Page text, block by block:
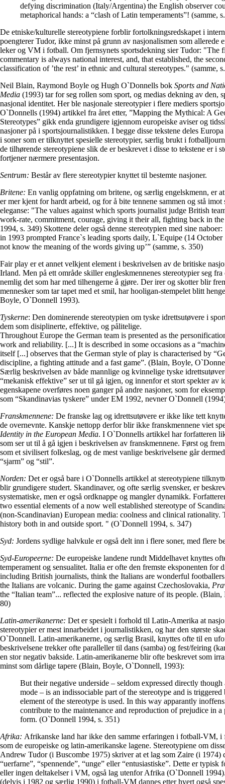
defying discrimination (Italy/Argentina) the English observer
metaphorical hands: a “clash of Latin temperaments”! (samme,
De etniske/kulturelle stereotypiene forblir fortolkningsredskapet i
poengterer Tudor, ikke minst på grunn av nasjonalismen som allerede
leker og VM i fotball. Om fjernsynets sportsdekning sier Tudor: "The
commentary is always national interest, and, that established, the
classification of ’the rest’ in ethnic and cultural stereotypes." (samme,
Neil Blain, Raymond Boyle og Hugh O`Donnells bok Sports and
Media (1993) tar for seg rollen som sport, og medias dekning av den,
nasjonal identitet. Her ble nasjonale stereotypier i flere mediers
O`Donnells (1994) artikkel fra året etter, ”Mapping the Mythical: A
Stereotypes” gikk enda grundigere igjennom europeiske aviser og
nasjoner på i sportsjournalistikken. I begge disse tekstene deles
i soner som er tilknyttet spesielle stereotypier, særlig brukt i
de tilhørende stereotypiene slik de er beskrevet i disse to tekstene er i
fortjener nærmere presentasjon.
Sentrum: Består av flere stereotypier knyttet til bestemte nasjoner.
Britene: En vanlig oppfatning om britene, og særlig engelskmenn, er
er mer kjent for hardt arbeid, og for å bite tennene sammen og stå
eleganse: "The values against which sports journalist judge British
work-rate, commitment, courage, giving it their all, fighting back in
1994, s. 349) Skottene deler også denne stereotypien med sine
in 1993 prompted France`s leading sports daily, L`Equipe (14 October
not know the meaning of the words giving up’” (samme, s. 350)
Fair play er et annet velkjent element i beskrivelsen av de britiske
Irland. Men på ett område skiller engleskmennenes stereotypier seg
nemlig det som har med tilhengerne å gjøre. Der irer og skotter blir
mennesker som tar tapet med et smil, har hooligan-stempelet blitt
Boyle, O`Donnell 1993).
Tyskerne: Den dominerende stereotypien om tyske idrettsutøvere i
dem som disiplinerte, effektive, og pålitelige.
Throughout Europe the German team is presented as the
work and reliability. [...] It is described in some occasions as a
itself [...] observes that the German style of play is characterised by
discipline, a fighting attitude and a fast game”. (Blain, Boyle,
Særlig beskrivelsen av både mannlige og kvinnelige tyske
“mekanisk effektive” ser ut til gå igjen, og innenfor et stort spekter av
egenskapene overføres noen ganger på andre nasjoner, som for
som “Skandinavias tyskere” under EM 1992, nevner O`Donnell
Franskmennene: De franske lag og idrettsutøvere er ikke like tett
de overnevnte. Kanskje nettopp derfor blir ikke franskmennene viet
Identity in the European Media. I O`Donnells artikkel har forfatteren
som ser ut til å gå igjen i beskrivelsen av franskmennene. Først og
som et sivilisert folkeslag, og de mest vanlige beskrivelsene går
“sjarm” og “stil”.
Norden: Det er også bare i O`Donnells artikkel at stereotypiene
blir grundigere studert. Skandinaver, og ofte særlig svensker, er
systematiske, men er også ordknappe og mangler dynamikk.
two essential elements of a now well established stereotype of
(non-Scandinavian) European media: coolness and clinical rationality.
history both in and outside sport. " (O`Donnell 1994, s. 347)
Syd: Jordens sydlige halvkule er også delt inn i flere soner, med flere
Syd-Europeerne: De europeiske landene rundt Middelhavet knyttes
temperament og sensualitet. Italia er ofte den fremste eksponenten for
including British journalists, think the Italians are wonderful
the Italians are volcanic. During the game against Czechoslovakia,
the “Italian team”... reflected the explosive nature of its people.
80)
Latin-amerikanerne: Det er spesielt i forhold til Latin-Amerika at
stereotypier er mest innarbeidet i journalistikken, og har den største
O`Donnell. Latin-amerikanerne, og særlig Brasil, knyttes ofte til en
beskrivelsene trekker ofte paralleller til dans (samba) og fest/feiring
en stor negativ bakside. Latin-amerikanerne blir ofte beskrevet som
minst som dårlige tapere (Blain, Boyle, O`Donnell, 1993):
But their negative underside – seldom expressed directly
mode – is an indissociable part of the stereotype and is
element of the stereotype is used. In this way apparantly
contribute to the maintenance and reproduction of prejudice in
form. (O`Donnell 1994, s. 351)
Afrika: Afrikanske land har ikke den samme erfaringen i fotball-VM, i
som de europeiske og latin-amerikanske lagene. Stereotypiene om
Andrew Tudor (i Buscombe 1975) skriver at et lag som Zaire (i 1974)
“uerfarne”, “spennende”, “unge” eller “entusiastiske”. Dette er typisk
eller ingen deltakelser i VM, også lag utenfor Afrika (O`Donnell
(delvis i 1982 og særlig 1990) i fotball-VM dannes etter hvert også